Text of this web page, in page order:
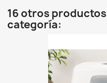
16 otros
categoría: